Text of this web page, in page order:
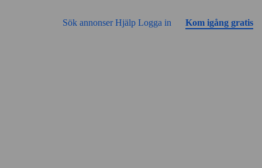
Sök annonserHjälp Logga in Kom igång gratis